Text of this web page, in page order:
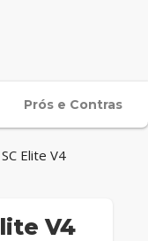
Prós e Contras
Elite V4
V4